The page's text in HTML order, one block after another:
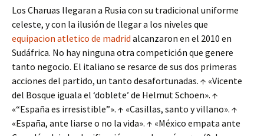
Los Charuas llegaran a Rusia con su tradicional uniforme
celeste, y con la ilusión de llegar a los niveles que
equipacion atletico de madrid alcanzaron en el 2010 en
Sudáfrica. No hay ninguna otra competición que genere
tanto negocio. El italiano se resarce de sus dos primeras
acciones del partido, un tanto desafortunadas. ↑ «Vicente
del Bosque iguala el ‘doblete’ de Helmut Schoen». ↑
«“España es irresistible”». ↑ «Casillas, santo y villano». ↑
«España, ante liarse o no la vida». ↑ «México empata ante